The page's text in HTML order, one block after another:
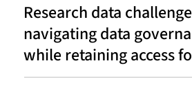
Research data
navigating data
while retaining access